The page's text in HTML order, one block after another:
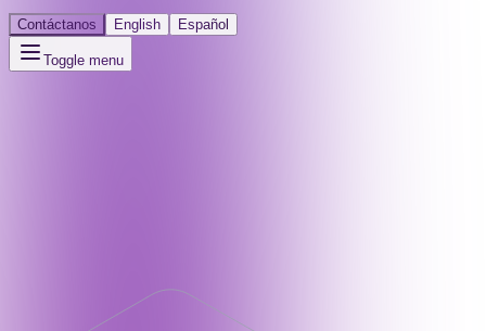
Contáctanos English Español
Toggle menu